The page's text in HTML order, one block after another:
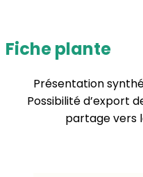
Fiche plante
Présentation
Possibilité d’export
partage vers